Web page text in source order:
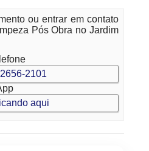
ou entrar em contato
Pós Obra no Jardim
2101
aqui